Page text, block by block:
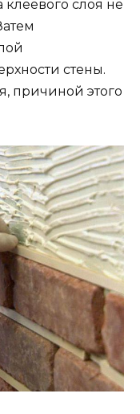
слоя не
стены.
причиной этого